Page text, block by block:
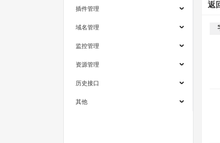
插件管理
域名管理
监控管理
资源管理
历史接口
其他
返